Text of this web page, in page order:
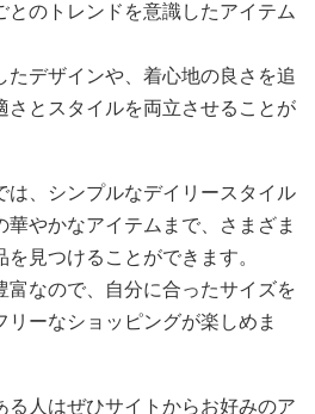
とのトレンドを意識したアイテム
たデザインや、着心地の良さを追
さとスタイルを両立させることが
は、シンプルなデイリースタイル
やかなアイテムまで、さまざま
見つけることができます。
富なので、自分に合ったサイズを
ーなショッピングが楽しめま
る人はぜひサイトからお好みのア